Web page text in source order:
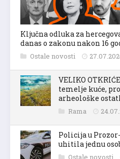
Ključna odluka za
danas o zakonu nakon 16
Ostale novosti
VELIKO
temelje kuće,
arheološke
Rama
Policija u
uhitila jednu
Ostale novosti